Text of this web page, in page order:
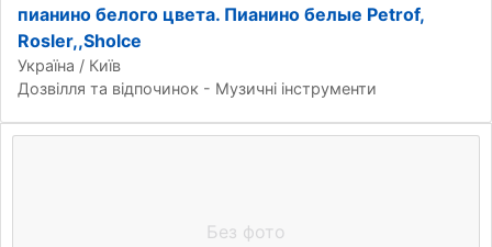
пианино белого цвета. Пианино белые Petrof,
Rosler,,Sholce
Україна / Київ
Дозвілля та відпочинок - Музичні інструменти
Без фото